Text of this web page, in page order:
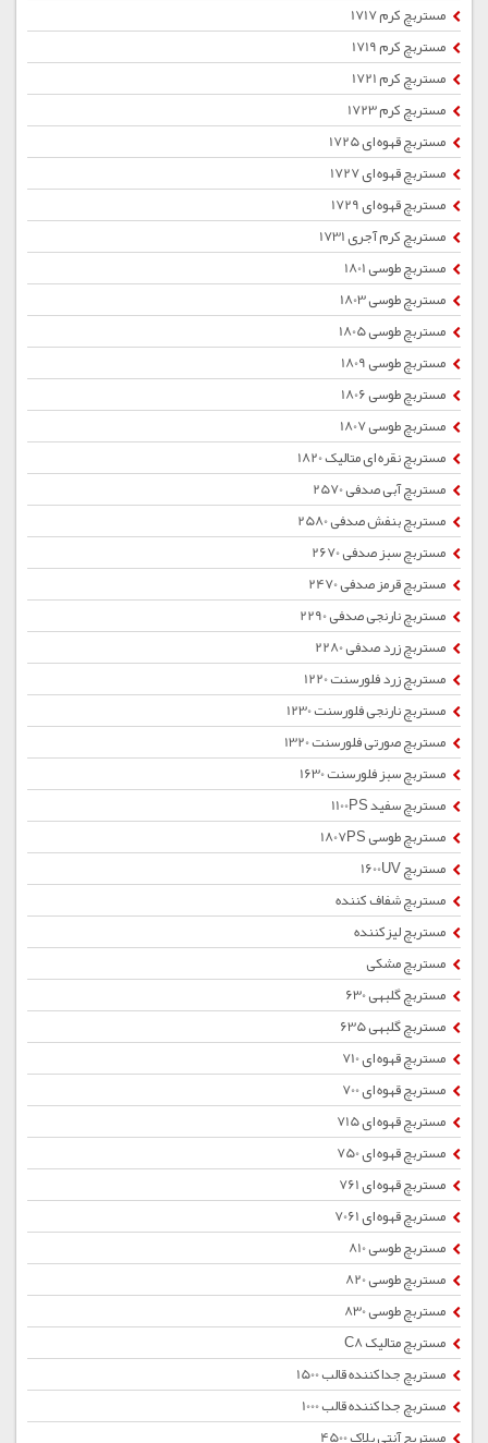
مستربچ کرم 1717
مستربچ کرم 1719
مستربچ کرم 1721
مستربچ کرم 1723
مستربچ قهوه ای 1725
مستربچ قهوه ای 1727
مستربچ قهوه ای 1729
مستربچ کرم آجری 1731
مستربچ طوسی 1801
مستربچ طوسی 1803
مستربچ طوسی 1805
مستربچ طوسی 1809
مستربچ طوسی 1806
مستربچ طوسی 1807
مستربچ نقره ای متالیک 1820
مستربچ آبی صدفی 2570
مستربچ بنفش صدفی 2580
مستربچ سبز صدفی 2670
مستربچ قرمز صدفی 2470
مستربچ نارنجی صدفی 2290
مستربچ زرد صدفی 2280
مستربچ زرد فلورسنت 1220
مستربچ نارنجی فلورسنت 1230
مستربچ صورتی فلورسنت 1320
مستربچ سبز فلورسنت 1630
مستربچ سفید 1100PS
مستربچ طوسی 1807PS
مستربچ 1600UV
مستربچ شفاف کننده
مستربچ لیزکننده
مستربچ مشکی
مستربچ گلبهی 630
مستربچ گلبهی 635
مستربچ قهوه ای 710
مستربچ قهوه ای 700
مستربچ قهوه ای 715
مستربچ قهوه ای 750
مستربچ قهوه ای 761
مستربچ قهوه ای 7061
مستربچ طوسی 810
مستربچ طوسی 820
مستربچ طوسی 830
مستربچ متالیک C8
مستربچ جداکننده قالب 1500
مستربچ جداکننده قالب 1000